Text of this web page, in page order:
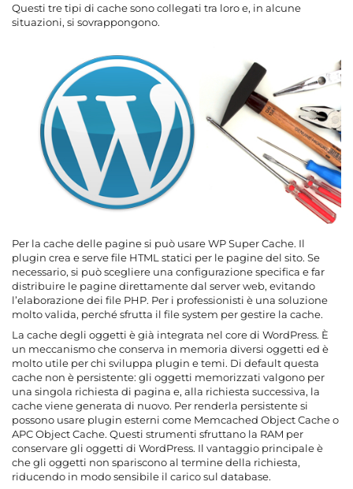
Questi tre tipi di cache sono collegati tra loro e, in alcune
situazioni, si sovrappongono.
Per la cache delle pagine si può usare WP Super Cache. Il
plugin crea e serve file HTML statici per le pagine del sito. Se
necessario, si può scegliere una configurazione specifica e far
distribuire le pagine direttamente dal server web, evitando
l’elaborazione dei file PHP. Per i professionisti è una soluzione
molto valida, perché sfrutta il file system per gestire la cache.
La cache degli oggetti è già integrata nel core di WordPress. È
un meccanismo che conserva in memoria diversi oggetti ed è
molto utile per chi sviluppa plugin e temi. Di default questa
cache non è persistente: gli oggetti memorizzati valgono per
una singola richiesta di pagina e, alla richiesta successiva, la
cache viene generata di nuovo. Per renderla persistente si
possono usare plugin esterni come Memcached Object Cache o
APC Object Cache. Questi strumenti sfruttano la RAM per
conservare gli oggetti di WordPress. Il vantaggio principale è
che gli oggetti non spariscono al termine della richiesta,
riducendo in modo sensibile il carico sul database.